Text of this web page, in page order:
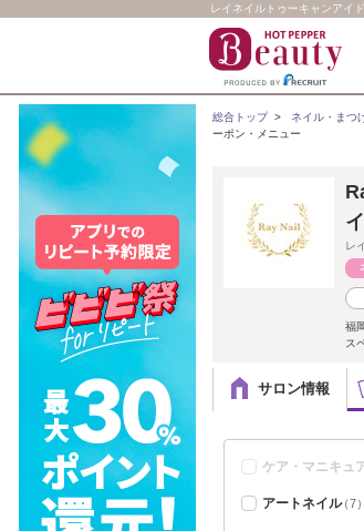
レイネイルトゥーキャンアイ
総合トップ> ネイル・まつ
ーポン・メニュー
レ
福
ス
サロン情報
ケア・マニキュ
アートネイル（7）